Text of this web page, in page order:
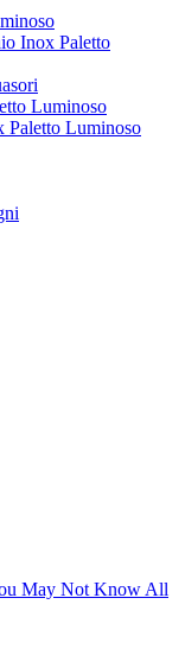
Inox Paletto
Luminoso
Paletto Luminoso
May Not Know All